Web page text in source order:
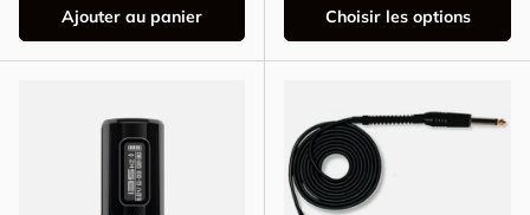
Ajouter au panier Choisir les options